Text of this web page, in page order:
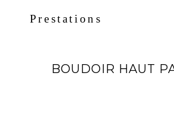
Prestations
BOUDOIR HAUT